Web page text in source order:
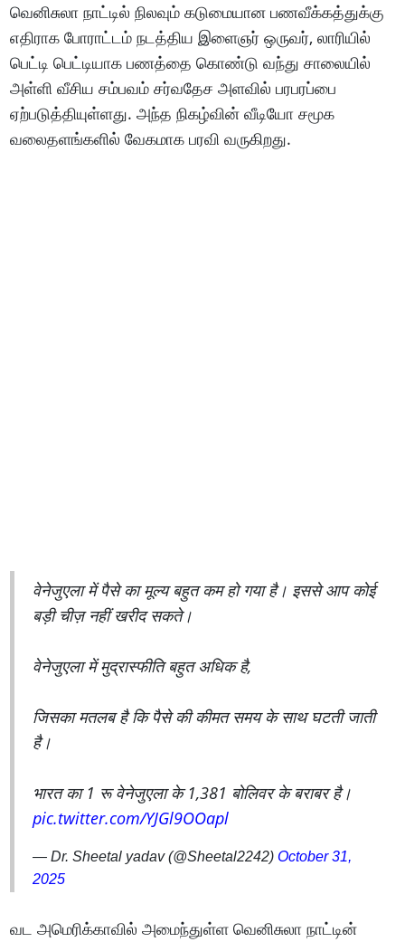
வெனிசுலா நாட்டில் நிலவும் கடுமையான பணவீக்கத்துக்கு
எதிராக போராட்டம் நடத்திய இளைஞர் ஒருவர், லாரியில்
பெட்டி பெட்டியாக பணத்தை கொண்டு வந்து சாலையில்
அள்ளி வீசிய சம்பவம் சர்வதேச அளவில் பரபரப்பை
ஏற்படுத்தியுள்ளது. அந்த நிகழ்வின் வீடியோ சமூக
வலைதளங்களில் வேகமாக பரவி வருகிறது.
वेनेजुएला में पैसे का मूल्य बहुत कम हो गया है। इससे आप कोई
बड़ी चीज़ नहीं खरीद सकते।
वेनेजुएला में मुद्रास्फीति बहुत अधिक है,
जिसका मतलब है कि पैसे की कीमत समय के साथ घटती जाती
है।
भारत का 1 रू वेनेजुएला के 1,381 बोलिवर के बराबर है।
pic.twitter.com/YJGl9OOapl
— Dr. Sheetal yadav (@Sheetal2242)October 31,
2025
வட அமெரிக்காவில் அமைந்துள்ள வெனிசுலா நாட்டின்